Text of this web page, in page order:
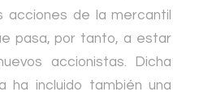
acciones de la mercantil
pasa, por tanto, a estar
accionistas. Dicha
ha incluido también una